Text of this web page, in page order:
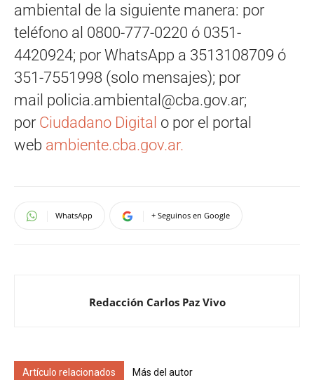
ambiental de la siguiente manera: por
teléfono al 0800-777-0220 ó 0351-
4420924; por WhatsApp a 3513108709 ó
351-7551998 (solo mensajes); por
mail policia.ambiental@cba.gov.ar;
por Ciudadano Digital o por el portal
web ambiente.cba.gov.ar.
WhatsApp + Seguinos en Google
Redacción Carlos Paz Vivo
Artículo relacionados Más del autor